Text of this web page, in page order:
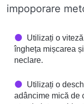
impoporare
Utilizați o
îngheța mișcarea
neclare.
Utilizați o
adâncime mică de